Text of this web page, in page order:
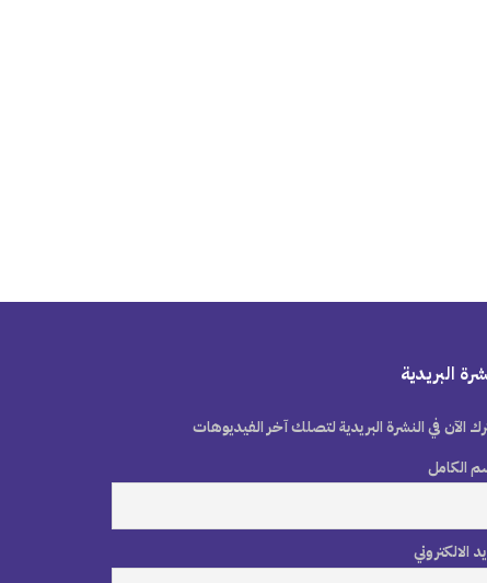
البريدية
الآن في النشرة البريدية لتصلك آخر الفيديوهات
الكامل
الالكتروني